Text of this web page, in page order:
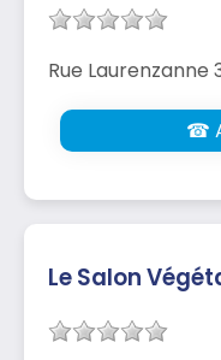
Rue Laurenzanne
☎
Le Salon